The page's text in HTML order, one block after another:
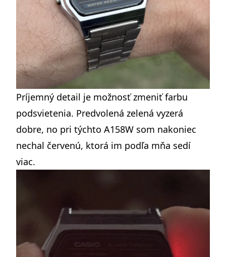
Príjemný detail je možnosť zmeniť farbu
podsvietenia. Predvolená zelená vyzerá
dobre, no pri týchto A158W som nakoniec
nechal červenú, ktorá im podľa mňa sedí
viac.